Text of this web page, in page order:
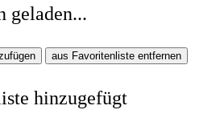
geladen...
aus Favoritenliste entfernen
hinzugefügt